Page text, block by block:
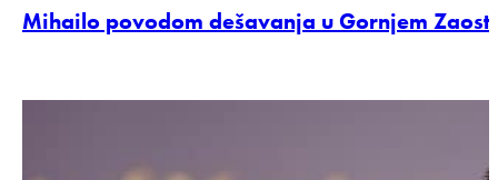
Mihailo povodom dešavanja u Gornjem